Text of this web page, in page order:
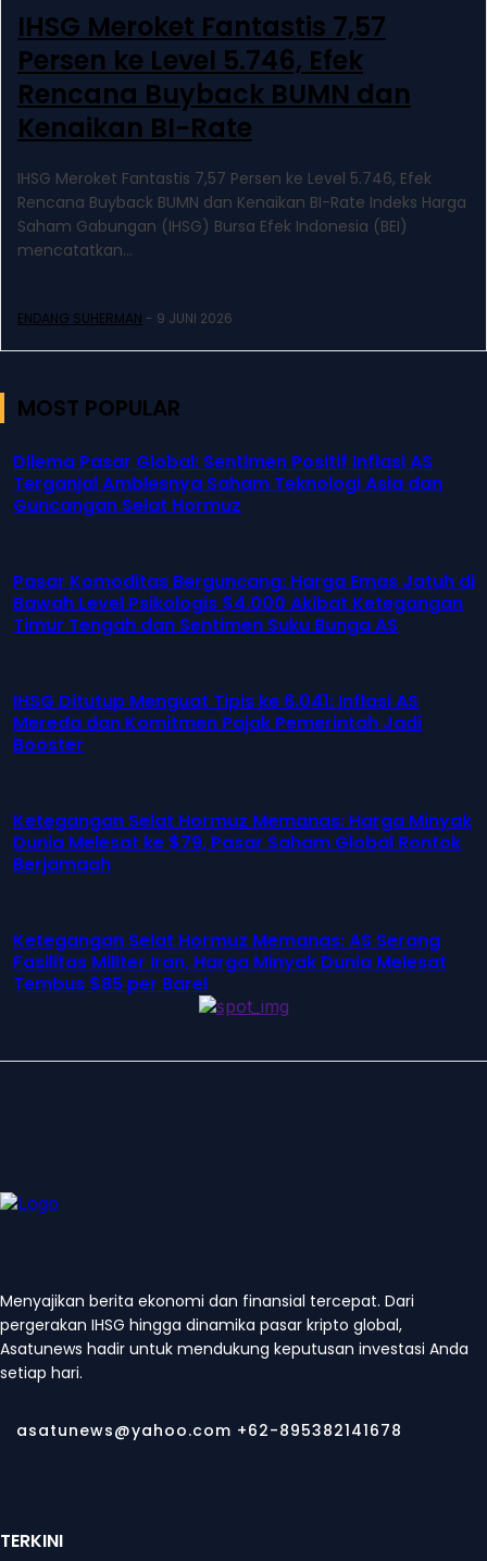
IHSG Meroket Fantastis 7,57
Persen ke Level 5.746, Efek
Rencana Buyback BUMN dan
Kenaikan BI-Rate
IHSG Meroket Fantastis 7,57 Persen ke Level 5.746, Efek
Rencana Buyback BUMN dan Kenaikan BI-Rate Indeks Harga
Saham Gabungan (IHSG) Bursa Efek Indonesia (BEI)
mencatatkan...
ENDANG SUHERMAN - 9 JUNI 2026
MOST POPULAR
Dilema Pasar Global: Sentimen Positif Inflasi AS
Terganjal Amblesnya Saham Teknologi Asia dan
Guncangan Selat Hormuz
Pasar Komoditas Berguncang: Harga Emas Jatuh di
Bawah Level Psikologis $4.000 Akibat Ketegangan
Timur Tengah dan Sentimen Suku Bunga AS
IHSG Ditutup Menguat Tipis ke 6.041: Inflasi AS
Mereda dan Komitmen Pajak Pemerintah Jadi
Booster
Ketegangan Selat Hormuz Memanas: Harga Minyak
Dunia Melesat ke $79, Pasar Saham Global Rontok
Berjamaah
Ketegangan Selat Hormuz Memanas: AS Serang
Fasilitas Militer Iran, Harga Minyak Dunia Melesat
Tembus $85 per Barel
Menyajikan berita ekonomi dan finansial tercepat. Dari
pergerakan IHSG hingga dinamika pasar kripto global,
Asatunews hadir untuk mendukung keputusan investasi Anda
setiap hari.
asatunews@yahoo.com +62-895382141678
TERKINI